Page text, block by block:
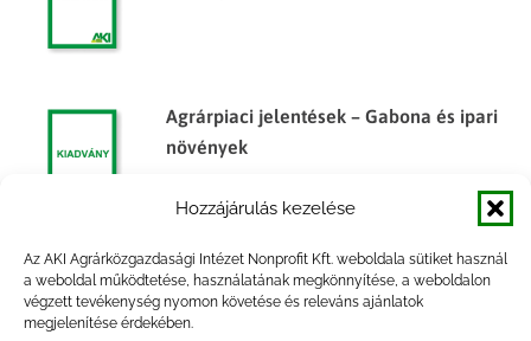
Hozzájárulás kezelése
Az AKI Agrárközgazdasági Intézet Nonprofit Kft. weboldala sütiket használ
a weboldal működtetése, használatának megkönnyítése, a weboldalon
végzett tevékenység nyomon követése és releváns ajánlatok
megjelenítése érdekében.
Agrárpiaci jelentések – Gabona és ipari
növények
Agrárpiaci jelentések – Gabona és ipari
növények